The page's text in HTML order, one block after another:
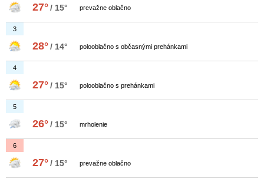
27°/ 15° prevažne oblačno
3
28°/ 14° polooblačno s občasnými prehánkami
4
27°/ 15° polooblačno s prehánkami
5
26°/ 15° mrholenie
6
27°/ 15° prevažne oblačno